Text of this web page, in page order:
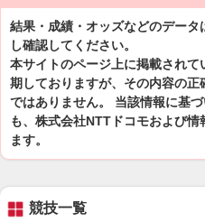
結果・成績・オッズなどのデー
し確認してください。
本サイトのページ上に掲載され
期しておりますが、その内容の
ではありません。 当該情報に基
も、株式会社NTTドコモおよび
ます。
競技一覧